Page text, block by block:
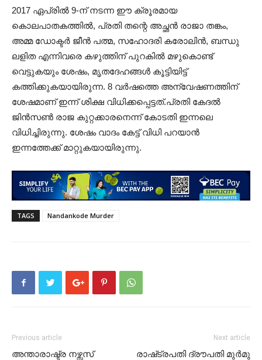
2017 ഏപ്രിൽ 9-ന് നടന്ന ഈ ക്രൂരമായ
കൊലപാതകത്തിൽ, പ്രതി തന്റെ അച്ഛൻ രാജാ തങ്കം,
അമ്മ ഡോക്ടർ ജീൻ പത്മ, സഹോദരി കരോലിൻ, ബന്ധു
ലളിത എന്നിവരെ കഴുത്തിന് പുറകില്‍ മഴുകൊണ്ട്
വെട്ടുകയും ശേഷം, മൃതദേഹങ്ങള്‍ കൂട്ടിയിട്ട്
കത്തിക്കുകയായിരുന്ന. 8 വർഷത്തെ അന്വേഷണത്തിന്
ശേഷമാണ് ഇന്ന് ശിക്ഷ വിധിക്കപ്പെട്ടത്.പ്രതി കേദല്‍
ജിന്‍സണ്‍ രാജ കുറ്റക്കാരനെന്ന് കോടതി ഇന്നലെ
വിധിച്ചിരുന്നു. ശേഷം വാദം കേട്ട് വിധി പറയാന്‍
ഇന്നത്തേക്ക് മാറ്റുകയായിരുന്നു.
TAGS Nandankode Murder
Previous article
അന്താരാഷ്ട്ര നഴ്സസ്
Next article
രാഷ്‌ട്രപതി ദ്രൗപതി മുര്‍മു